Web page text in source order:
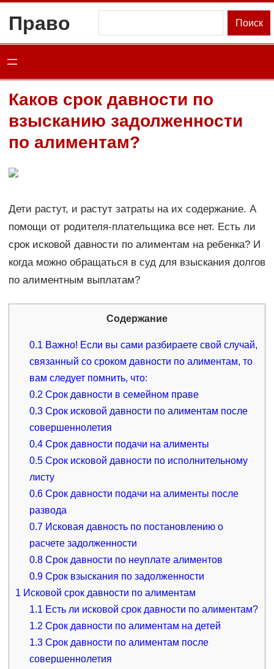
содержимому
Право Поиск
Каков срок давности по
взысканию задолженности
по алиментам?
Дети растут, и растут затраты на их содержание. А
помощи от родителя-плательщика все нет. Есть ли
срок исковой давности по алиментам на ребенка? И
когда можно обращаться в суд для взыскания долгов
по алиментным выплатам?
Содержание
0.1 Важно! Если вы сами разбираете свой случай,
связанный со сроком давности по алиментам, то
вам следует помнить, что:
0.2 Срок давности в семейном праве
0.3 Срок исковой давности по алиментам после
совершеннолетия
0.4 Срок давности подачи на алименты
0.5 Срок исковой давности по исполнительному
листу
0.6 Срок давности подачи на алименты после
развода
0.7 Исковая давность по постановлению о
расчете задолженности
0.8 Срок давности по неуплате алиментов
0.9 Срок взыскания по задолженности
1 Исковой срок давности по алиментам
1.1 Есть ли исковой срок давности по алиментам?
1.2 Срок давности по алиментам на детей
1.3 Срок давности по алиментам после
совершеннолетия